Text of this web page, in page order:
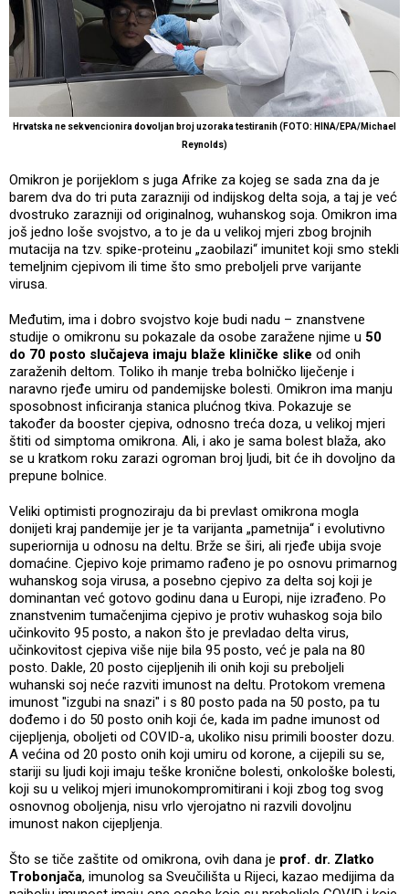
Hrvatska ne sekvencionira dovoljan broj uzoraka testiranih (FOTO: HINA/EPA/Michael
Reynolds)
Omikron je porijeklom s juga Afrike za kojeg se sada zna da je
barem dva do tri puta zarazniji od indijskog delta soja, a taj je već
dvostruko zarazniji od originalnog, wuhanskog soja. Omikron ima
još jedno loše svojstvo, a to je da u velikoj mjeri zbog brojnih
mutacija na tzv. spike-proteinu „zaobilazi“ imunitet koji smo stekli
temeljnim cjepivom ili time što smo preboljeli prve varijante
virusa.
Međutim, ima i dobro svojstvo koje budi nadu – znanstvene
studije o omikronu su pokazale da osobe zaražene njime u 50
do 70 posto slučajeva imaju blaže kliničke slike od onih
zaraženih deltom. Toliko ih manje treba bolničko liječenje i
naravno rjeđe umiru od pandemijske bolesti. Omikron ima manju
sposobnost inficiranja stanica plućnog tkiva. Pokazuje se
također da booster cjepiva, odnosno treća doza, u velikoj mjeri
štiti od simptoma omikrona. Ali, i ako je sama bolest blaža, ako
se u kratkom roku zarazi ogroman broj ljudi, bit će ih dovoljno da
prepune bolnice.
Veliki optimisti prognoziraju da bi prevlast omikrona mogla
donijeti kraj pandemije jer je ta varijanta „pametnija“ i evolutivno
superiornija u odnosu na deltu. Brže se širi, ali rjeđe ubija svoje
domaćine. Cjepivo koje primamo rađeno je po osnovu primarnog
wuhanskog soja virusa, a posebno cjepivo za delta soj koji je
dominantan već gotovo godinu dana u Europi, nije izrađeno. Po
znanstvenim tumačenjima cjepivo je protiv wuhaskog soja bilo
učinkovito 95 posto, a nakon što je prevladao delta virus,
učinkovitost cjepiva više nije bila 95 posto, već je pala na 80
posto. Dakle, 20 posto cijepljenih ili onih koji su preboljeli
wuhanski soj neće razviti imunost na deltu. Protokom vremena
imunost "izgubi na snazi" i s 80 posto pada na 50 posto, pa tu
dođemo i do 50 posto onih koji će, kada im padne imunost od
cijepljenja, oboljeti od COVID-a, ukoliko nisu primili booster dozu.
A većina od 20 posto onih koji umiru od korone, a cijepili su se,
stariji su ljudi koji imaju teške kronične bolesti, onkološke bolesti,
koji su u velikoj mjeri imunokompromitirani i koji zbog tog svog
osnovnog oboljenja, nisu vrlo vjerojatno ni razvili dovoljnu
imunost nakon cijepljenja.
Što se tiče zaštite od omikrona, ovih dana je prof. dr. Zlatko
Trobonjača, imunolog sa Sveučilišta u Rijeci, kazao medijima da